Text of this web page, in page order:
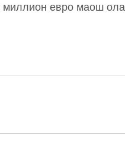
миллион евро маош